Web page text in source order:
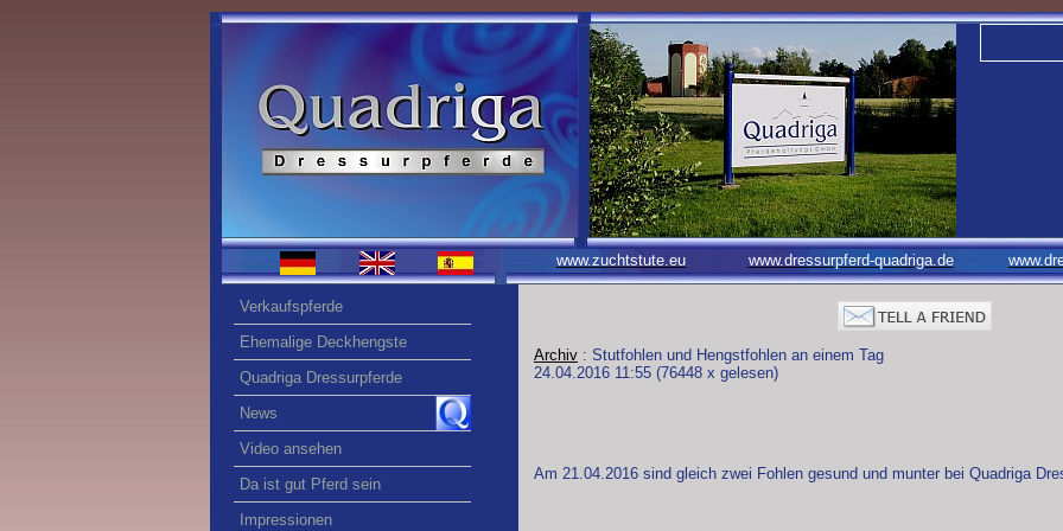
Verkaufspferde
Ehemalige Deckhengste
Quadriga Dressurpferde
News
Video ansehen
Da ist gut Pferd sein
Impressionen
www.zuchtstute.eu www.dressurpferd-quadriga.de
Archiv : Stutfohlen und Hengstfohlen an einem Tag
24.04.2016 11:55 (76448 x gelesen)
Am 21.04.2016 sind gleich zwei Fohlen gesund und munter bei Quadriga